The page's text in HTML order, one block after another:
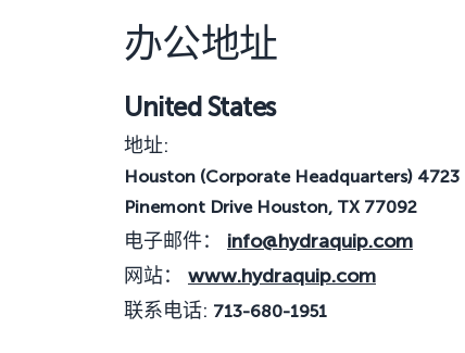
办公地址
United States
地址:
Houston (Corporate Headquarters) 4723
Pinemont Drive Houston, TX 77092
电子邮件： info@hydraquip.com
网站： www.hydraquip.com
联系电话: 713-680-1951